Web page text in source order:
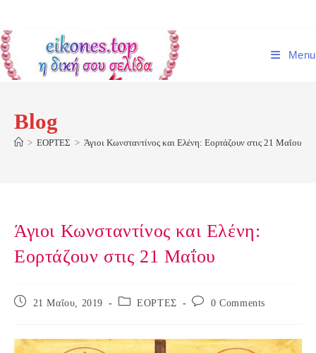
content
Menu
Blog
> ΕΟΡΤΕΣ > Άγιοι Κωνσταντίνος και Ελένη: Εορτάζουν στις 21 Μαΐου
Άγιοι Κωνσταντίνος και Ελένη:
Εορτάζουν στις 21 Μαΐου
Post
21 Μαΐου, 2019
Post ΕΟΡΤΕΣ
Post 0 Comments